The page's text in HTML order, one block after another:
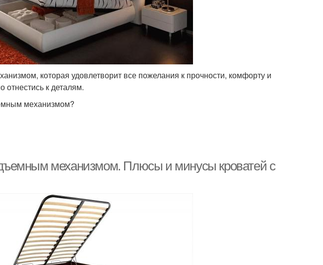
которая удовлетворит все пожелания к прочности, комфорту и
отнестись к деталям.
механизмом?
механизмом. Плюсы и минусы кроватей с